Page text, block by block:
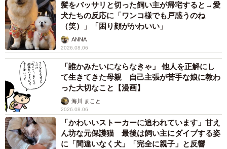
髪をバッサリと切った飼い主が帰宅すると→愛
犬たちの反応に「ワンコ様でも戸惑うのね
（笑）」「困り顔がかわいい」
ANNA
2026.08.06
「誰かみたいにならなきゃ」 他人を正解にし
て生きてきた母親 自己主張が苦手な娘に教わ
った大切なこと【漫画】
海川 まこと
2026.08.06
「かわいいストーカーに追われています」甘え
ん坊な元保護猫 最後は飼い主にダイブする姿
に「間違いなく犬」「完全に親子」と反響